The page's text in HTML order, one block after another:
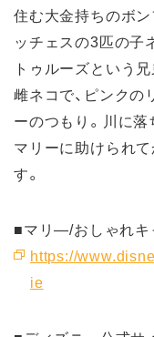
住む大金持ちのボ
ッチェスの3匹の子
トゥルーズという
雌ネコで、ピンクの
ーのつもり。川に
マリーに助けられ
す。
■マリ―/おしゃれキ
https://
ie